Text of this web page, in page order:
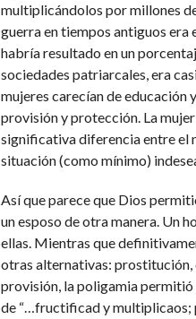
multiplicándolos por millones
guerra en tiempos antiguos
habría resultado en un
sociedades patriarcales, era
mujeres carecían de educación
provisión y protección. La
significativa diferencia entre el
situación (como mínimo)
Así que parece que Dios
un esposo de otra manera. Un
ellas. Mientras que
otras alternativas: prostitución,
provisión, la poligamia permitió
de “…fructificad y multiplicaos;